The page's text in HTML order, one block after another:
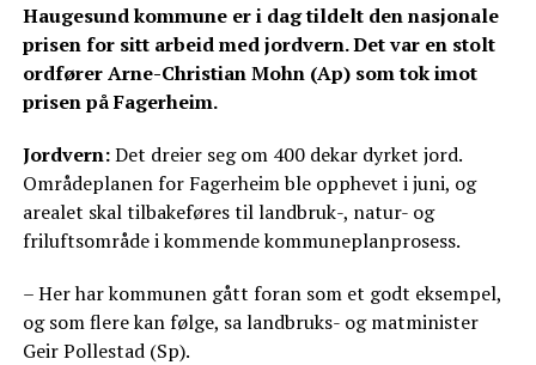
Haugesund kommune er i dag tildelt den nasjonale
prisen for sitt arbeid med jordvern. Det var en stolt
ordfører Arne-Christian Mohn (Ap) som tok imot
prisen på Fagerheim.
Jordvern:Det dreier seg om 400 dekar dyrket jord.
Områdeplanen for Fagerheim ble opphevet i juni, og
arealet skal tilbakeføres til landbruk-, natur- og
friluftsområde i kommende kommuneplanprosess.
– Her har kommunen gått foran som et godt eksempel,
og som flere kan følge, sa landbruks- og matminister
Geir Pollestad (Sp).